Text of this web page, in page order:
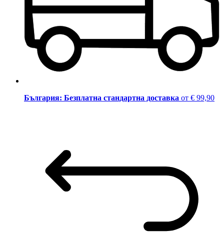
България: Безплатна стандартна доставка от € 99,90